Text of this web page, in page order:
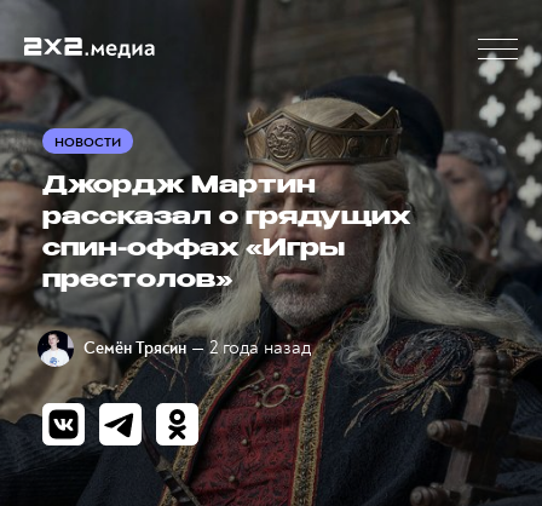
НОВОСТИ
Джордж Мартин
рассказал о грядущих
спин-оффах «Игры
престолов»
Семён Трясин — 2 года назад